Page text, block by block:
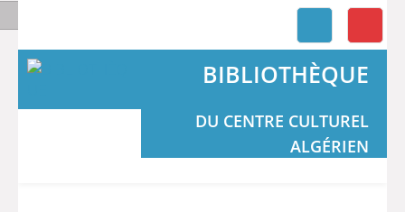
BIBLIOTHÈQUE
DU CENTRE CULTUREL
ALGÉRIEN